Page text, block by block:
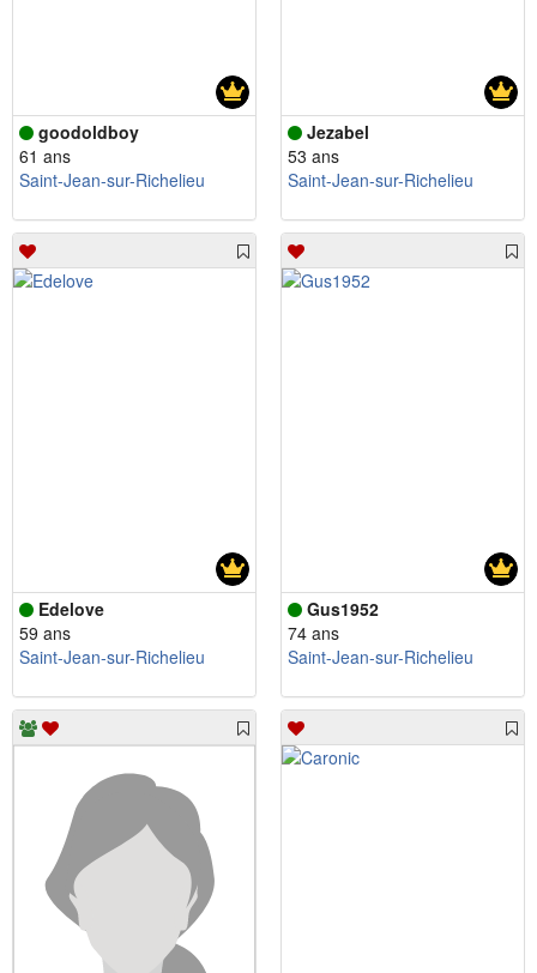
goodoldboy
61 ans
Saint-Jean-sur-Richelieu
Jezabel
53 ans
Saint-Jean-sur-Richelieu
Edelove
59 ans
Saint-Jean-sur-Richelieu
Gus1952
74 ans
Saint-Jean-sur-Richelieu